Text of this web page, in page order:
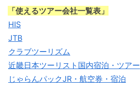
「使えるツアー会社一覧表」
HIS
JTB
クラブツーリズム
近畿日本ツーリスト国内宿泊・ツアー
じゃらんパックJR・航空券・宿泊